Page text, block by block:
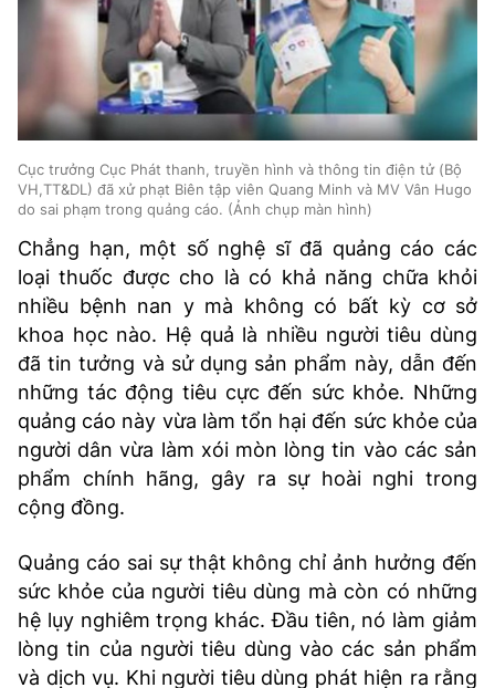
Cục trưởng Cục Phát thanh, truyền hình và thông tin điện tử (Bộ
VH,TT&DL) đã xử phạt Biên tập viên Quang Minh và MV Vân Hugo
do sai phạm trong quảng cáo. (Ảnh chụp màn hình)
Chẳng hạn, một số nghệ sĩ đã quảng cáo các
loại thuốc được cho là có khả năng chữa khỏi
nhiều bệnh nan y mà không có bất kỳ cơ sở
khoa học nào. Hệ quả là nhiều người tiêu dùng
đã tin tưởng và sử dụng sản phẩm này, dẫn đến
những tác động tiêu cực đến sức khỏe. Những
quảng cáo này vừa làm tổn hại đến sức khỏe của
người dân vừa làm xói mòn lòng tin vào các sản
phẩm chính hãng, gây ra sự hoài nghi trong
cộng đồng.
Quảng cáo sai sự thật không chỉ ảnh hưởng đến
sức khỏe của người tiêu dùng mà còn có những
hệ lụy nghiêm trọng khác. Đầu tiên, nó làm giảm
lòng tin của người tiêu dùng vào các sản phẩm
và dịch vụ. Khi người tiêu dùng phát hiện ra rằng